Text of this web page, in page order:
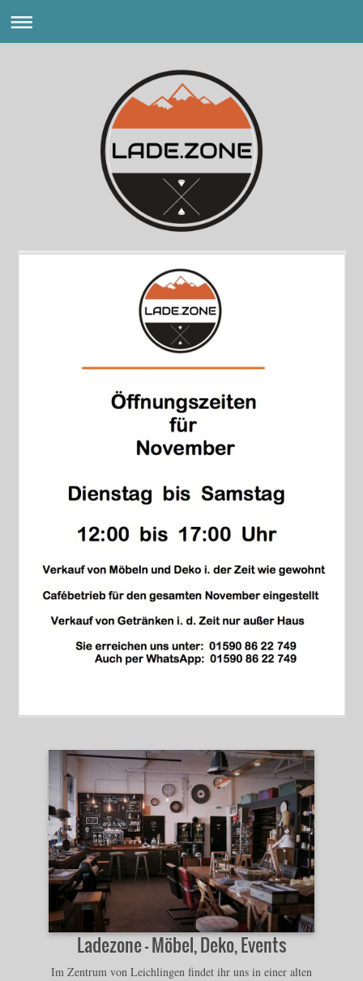
Ladezone - Möbel, Deko, Events
Im Zentrum von Leichlingen findet ihr uns in einer alten